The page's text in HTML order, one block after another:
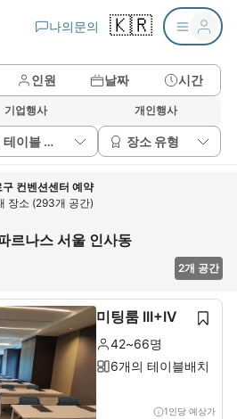
나의문의 🇰🇷
인원 날짜 시간
기업행사 개인행사
테이블 배치 장소 유형
구 컨벤션센터 예약
장소 (293개 공간)
르나스 서울 인사동
2개 공간
미팅룸 III+IV
42~66명
6개의 테이블배치
1인당 예상가